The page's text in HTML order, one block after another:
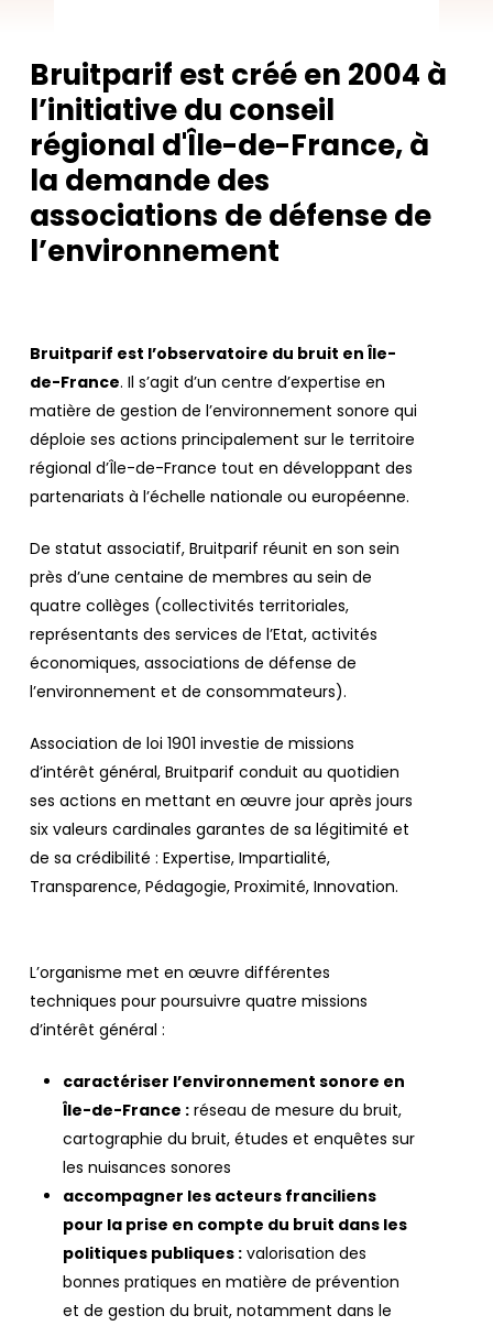
Bruitparif est créé en 2004 à
l’initiative du conseil
régional d'Île-de-France, à
la demande des
associations de défense de
l’environnement
Bruitparif est l’observatoire du bruit en Île-
de-France. Il s’agit d’un centre d’expertise en
matière de gestion de l’environnement sonore qui
déploie ses actions principalement sur le territoire
régional d’Île-de-France tout en développant des
partenariats à l’échelle nationale ou européenne.
De statut associatif, Bruitparif réunit en son sein
près d’une centaine de membres au sein de
quatre collèges (collectivités territoriales,
représentants des services de l’Etat, activités
économiques, associations de défense de
l’environnement et de consommateurs).
Association de loi 1901 investie de missions
d’intérêt général, Bruitparif conduit au quotidien
ses actions en mettant en œuvre jour après jours
six valeurs cardinales garantes de sa légitimité et
de sa crédibilité : Expertise, Impartialité,
Transparence, Pédagogie, Proximité, Innovation.
L’organisme met en œuvre différentes
techniques pour poursuivre quatre missions
d’intérêt général :
caractériser l’environnement sonore en
Île-de-France : réseau de mesure du bruit,
cartographie du bruit, études et enquêtes sur
les nuisances sonores
accompagner les acteurs franciliens
pour la prise en compte du bruit dans les
politiques publiques : valorisation des
bonnes pratiques en matière de prévention
et de gestion du bruit, notamment dans le